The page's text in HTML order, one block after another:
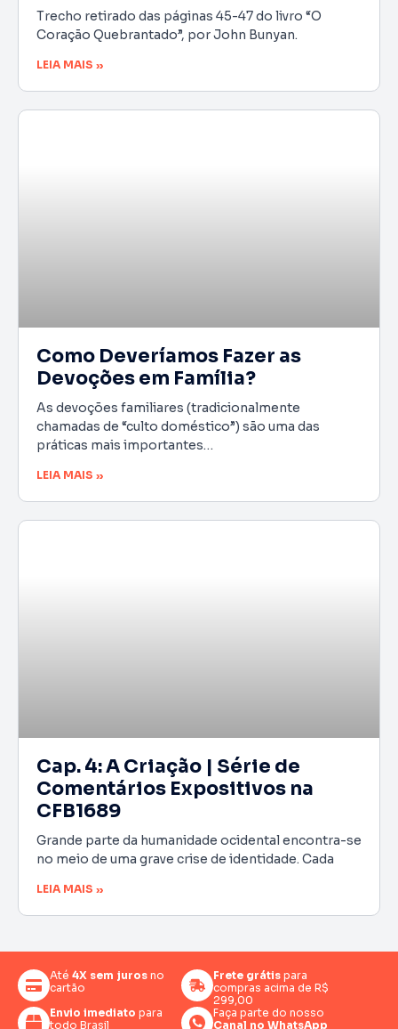
Trecho retirado das páginas 45-47 do livro “O
Coração Quebrantado”, por John Bunyan.
LEIA MAIS »
Como Deveríamos Fazer as
Devoções em Família?
As devoções familiares (tradicionalmente
chamadas de “culto doméstico”) são uma das
práticas mais importantes…
LEIA MAIS »
Cap. 4: A Criação | Série de
Comentários Expositivos na
CFB1689
Grande parte da humanidade ocidental encontra-se
no meio de uma grave crise de identidade. Cada
LEIA MAIS »
Até 4X sem juros no
cartão
Frete grátispara
compras acima de R$
299,00
Envio imediato para
todo Brasil
Faça parte do nosso
Canal no WhatsApp